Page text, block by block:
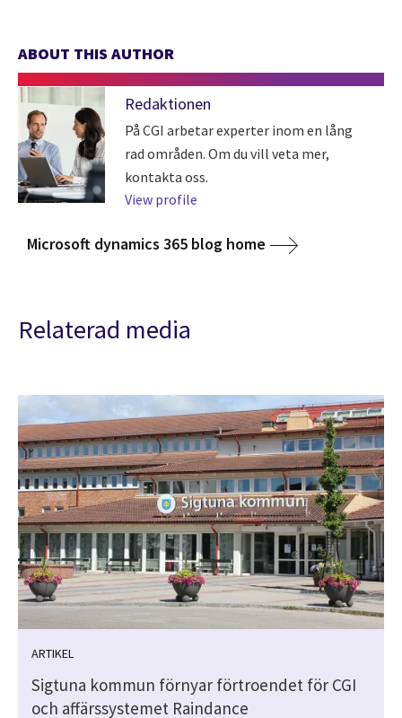
ABOUT THIS AUTHOR
Redaktionen
På CGI arbetar experter inom en lång
rad områden. Om du vill veta mer,
kontakta oss.
View profile
Microsoft dynamics 365 blog home
Relaterad media
ARTIKEL
Sigtuna kommun förnyar förtroendet för CGI
och affärssystemet Raindance